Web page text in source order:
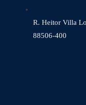
R. Heitor Villa
88506-400